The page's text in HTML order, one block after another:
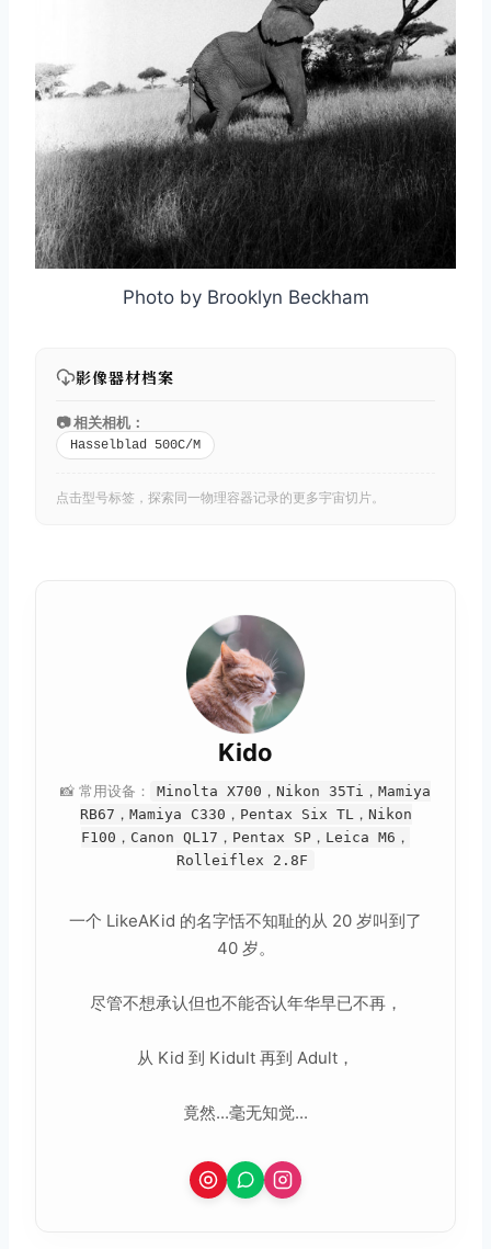
Photo by Brooklyn Beckham
影像器材档案
📷 相关相机：
Hasselblad 500C/M
点击型号标签，探索同一物理容器记录的更多宇宙切片。
Kido
📸 常用设备：
Minolta X700，Nikon 35Ti，Mamiya
RB67，Mamiya C330，Pentax Six TL，Nikon
F100，Canon QL17，Pentax SP，Leica M6，
Rolleiflex 2.8F
一个 LikeAKid 的名字恬不知耻的从 20 岁叫到了
40 岁。
尽管不想承认但也不能否认年华早已不再，
从 Kid 到 Kidult 再到 Adult，
竟然...毫无知觉...